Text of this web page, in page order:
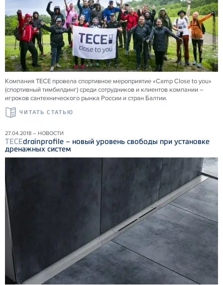
Компания ТЕСЕ провела спортивное мероприятие «Camp Close to you»
(спортивный тимбилдинг) среди сотрудников и клиентов компании –
игроков сантехнического рынка России и стран Балтии.
ЧИТАТЬ СТАТЬЮ
27.04.2018 – НОВОСТИ
TECEdrainprofile – новый уровень свободы при установке
дренажных систем